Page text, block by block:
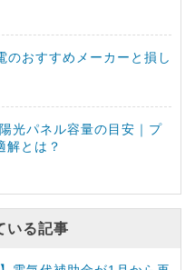
のおすすめメーカーと損し
光パネル容量の目安｜プ
解とは？
いる記事